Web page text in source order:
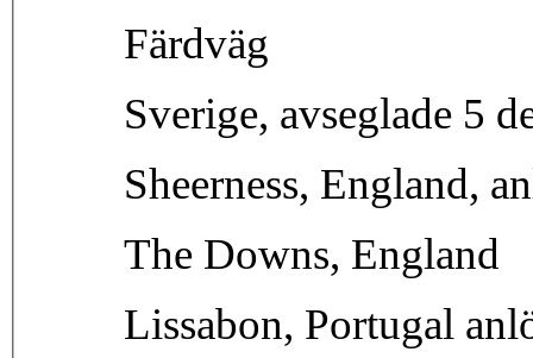
Färdväg
Sverige, avseglade 5
Sheerness, England,
The Downs, England
Lissabon, Portugal